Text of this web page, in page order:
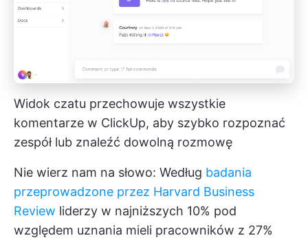
Widok czatu przechowuje wszystkie
komentarze w ClickUp, aby szybko rozpoznać
zespół lub znaleźć dowolną rozmowę
Nie wierz nam na słowo: Według badania
przeprowadzone przez Harvard Business
Review liderzy w najniższych 10% pod
względem uznania mieli pracowników z 27%